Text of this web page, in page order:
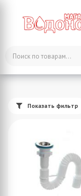
Каталог
Показать фильтр